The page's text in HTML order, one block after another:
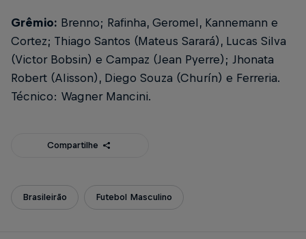
Grêmio: Brenno; Rafinha, Geromel, Kannemann e
Cortez; Thiago Santos (Mateus Sarará), Lucas Silva
(Victor Bobsin) e Campaz (Jean Pyerre); Jhonata
Robert (Alisson), Diego Souza (Churín) e Ferreria.
Técnico: Wagner Mancini.
Compartilhe
Brasileirão Futebol Masculino